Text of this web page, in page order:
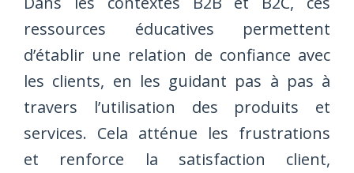
ressources éducatives permettent
d’établir une relation de confiance avec
les clients, en les guidant pas à pas à
travers l’utilisation des produits et
services. Cela atténue les frustrations
et renforce la satisfaction client,